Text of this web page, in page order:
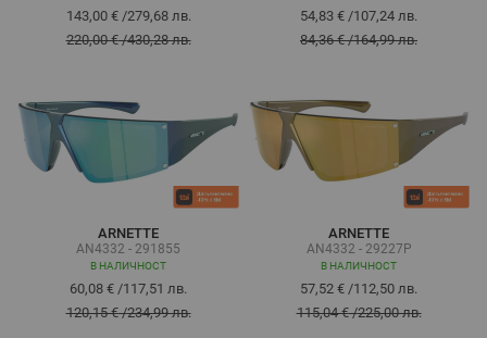
143,00 €/279,68 лв.
220,00 €/430,28 лв.
54,83 € /107,24 лв.
84,36 €/164,99 лв.
ARNETTE
AN4332 - 291855
В НАЛИЧНОСТ
60,08 € /117,51 лв.
120,15 €/234,99 лв.
ARNETTE
AN4332 - 29227P
В НАЛИЧНОСТ
57,52 € /112,50 лв.
115,04 €/225,00 лв.